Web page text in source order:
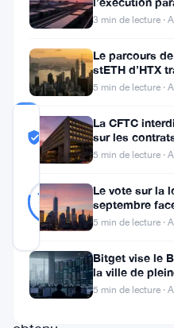
Suivre sur Google News
COMMUNITY
TRUST
SCORE
79%
RÉEL
Probablement
Réel
votes
Mis à jour 2 ans il y a
Binance
d’Ethereum
3 min de lecture ·
Le parcours
stETH d’HTX
Poloniex
5 min de lecture ·
La CFTC
sur les
Polymarket
5 min de lecture ·
Le vote sur la
septembre
projet de loi
5 min de lecture ·
Bitget vise le
la ville de
5 min de lecture ·